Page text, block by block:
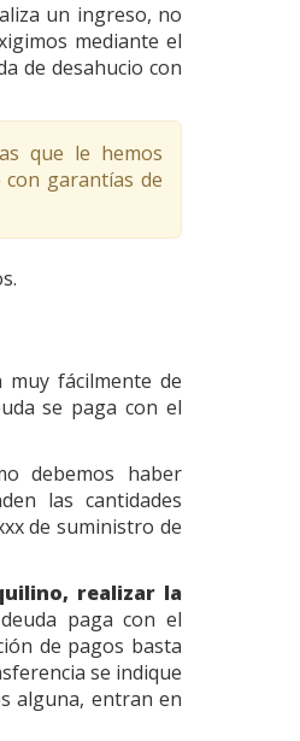
un ingreso, no
mediante el
de desahucio con
que le hemos
garantías de
fácilmente de
se paga con el
debemos haber
las cantidades
de suministro de
realizar la
paga con el
de pagos basta
se indique
alguna, entran en